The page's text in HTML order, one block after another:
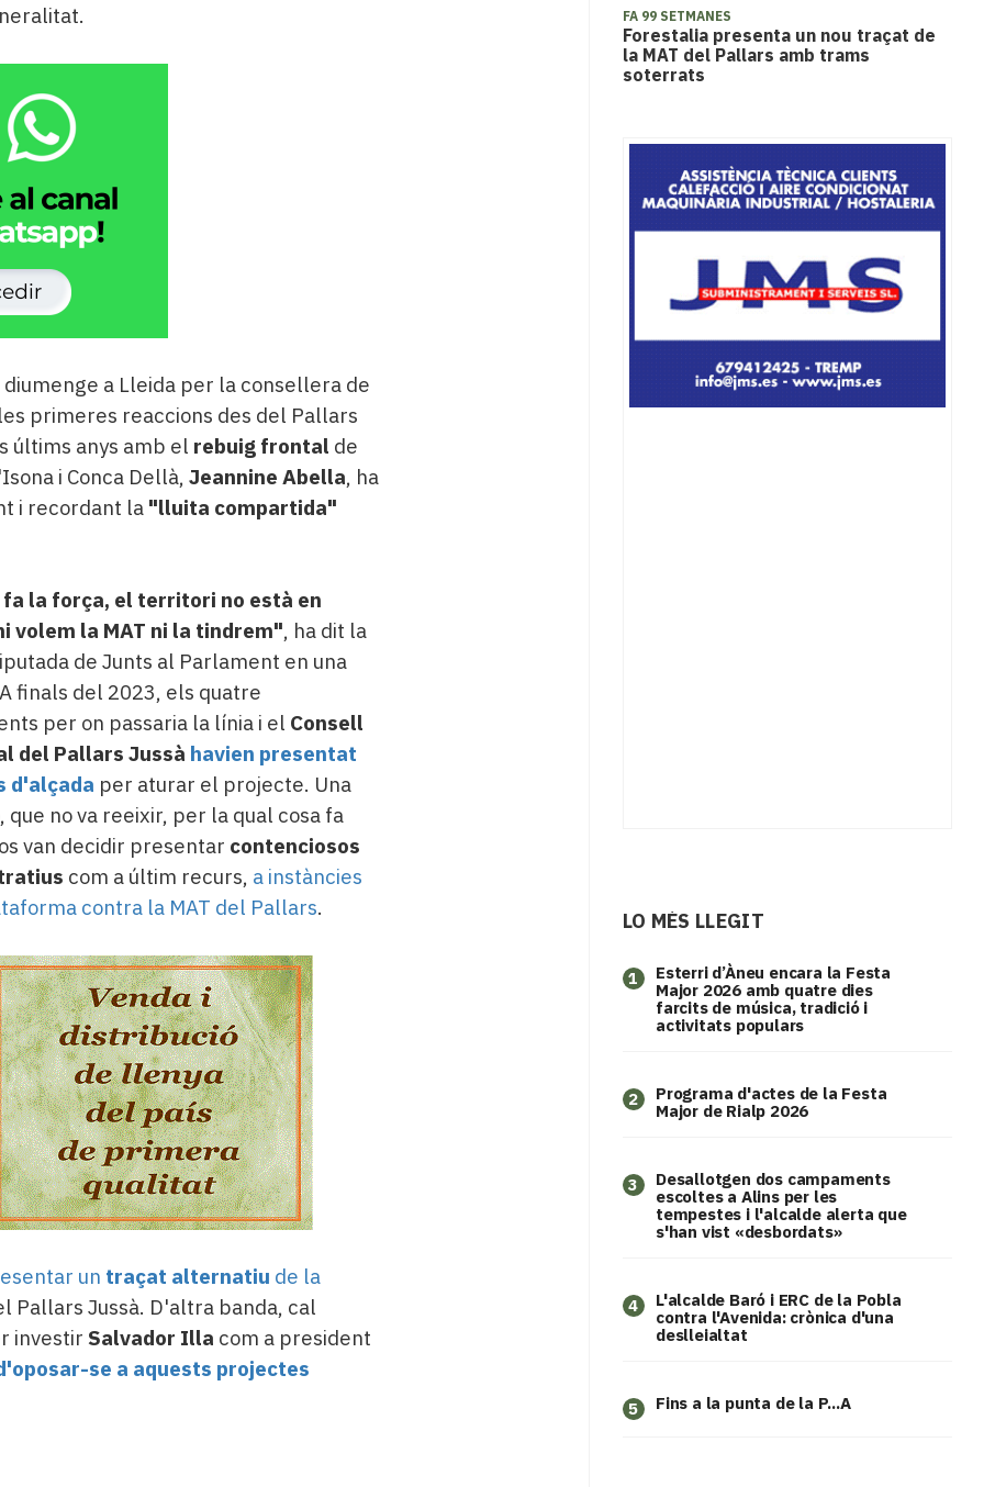
a Lleida per la consellera de
primeres reaccions des del Pallars
últims anys amb el rebuig frontal de
i Conca Dellà, Jeannine Abella, ha
i recordant la"lluita compartida"
fa la força, el territori no està en
volem la MAT ni la tindrem", ha dit la
de Junts al Parlament en una
finals del 2023, els quatre
per on passaria la línia i el Consell
del Pallars Jussà havien presentat
d'alçada per aturar el projecte. Una
que no va reeixir, per la qual cosa fa
van decidir presentar contenciosos
com a últim recurs, a instàncies
contra la MAT del Pallars.
un traçat alternatiu de la
Pallars Jussà. D'altra banda, cal
investir Salvador Illa com a president
se a aquests projectes
FA 99 SETMANES
Forestalia presenta un nou traçat de
la MAT del Pallars amb trams
soterrats
LO MÉS LLEGIT
1
Esterri d’Àneu encara la Festa
Major 2026 amb quatre dies
farcits de música, tradició i
activitats populars
2
Programa d'actes de la Festa
Major de Rialp 2026
3
​Desallotgen dos campaments
escoltes a Alins per les
tempestes i l'alcalde alerta que
s'han vist «desbordats»
4
L'alcalde Baró i ERC de la Pobla
contra l'Avenida: crònica d'una
deslleialtat
5 Fins a la punta de la P...A